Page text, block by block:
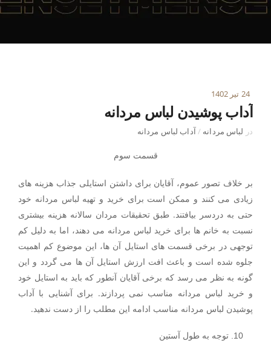
24 تیر 1402
آداب پوشیدن لباس مردانه
در لباس مردانه /آداب لباس مردانه
قسمت سوم
بر خلاف تصور عموم، آقایان برای داشتن استایلی جذاب هزینه های
زیادی می کنند و ممکن است برای خرید و تهیه لباس مردانه خود
حتی به دردسر بیافتند. طبق تحقیقات مردان سالانه هزینه بیشتری
نسبت به خانم ها برای خرید لباس مردانه می دهند، اما به دلیل کم
توجهی در برخی قسمت های استایل آن ها، این موضوع کم اهمیت
جلوه شده است و باعث افت ارزش استایل آن ها می گردد و این
گونه به نظر می رسد که برخی آقایان آنطور که باید به استایل خود
و خرید لباس مردانه مناسب نمی پردازند. برای آشنایی با آداب
پوشیدن لباس مردانه مناسب ادامه این مطلب را از دست ندهید.
توجه به طول آستین